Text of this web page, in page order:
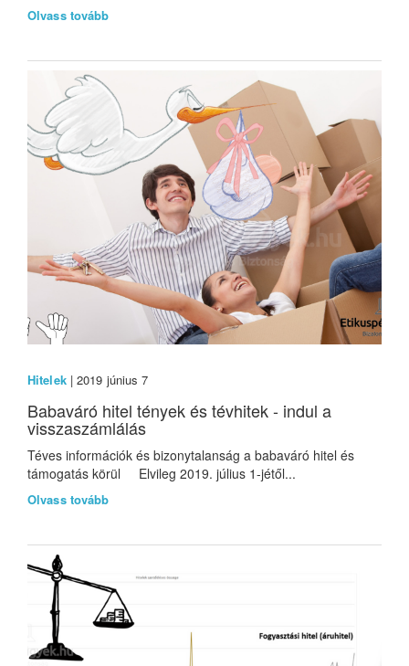
Olvass tovább
Hitelek| 2019 június 7
Babaváró hitel tények és tévhitek - indul a
visszaszámlálás
Téves információk és bizonytalanság a babaváró hitel és
támogatás körül Elvileg 2019. július 1-jétől...
Olvass tovább